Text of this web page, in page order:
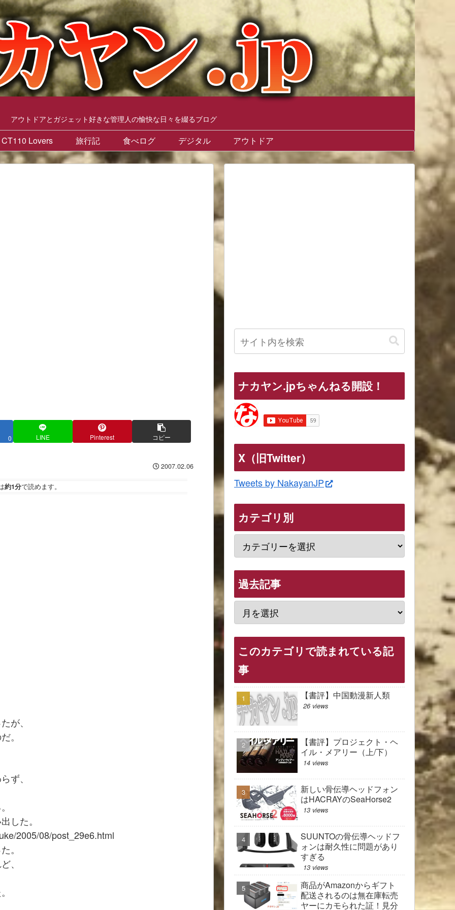
アウトドアとガジェット好きな管理人の愉快な日々を綴るブログ
CT110 Lovers 旅行記 食べログ デジタル アウトドア
0 LINE Pinterest コピー
2007.02.06
約1分で読めます。
が、
。
ず、
した。
2005/08/post_29e6.html
。
、
ナカヤン.jpちゃんねる開設！
X（旧Twitter）
Tweets by NakayanJP
カテゴリ別
過去記事
このカテゴリで読まれている記
事
【書評】中国動漫新人類
26 views
【書評】プロジェクト・ヘ
イル・メアリー（上/下）
14 views
新しい骨伝導ヘッドフォン
はHACRAYのSeaHorse2
13 views
SUUNTOの骨伝導ヘッドフ
ォンは耐久性に問題があり
すぎる
13 views
商品がAmazonからギフト
配送されるのは無在庫転売
ヤーにカモられた証！見分